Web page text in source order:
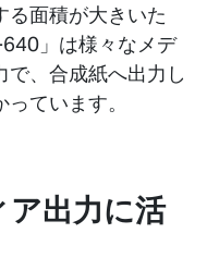
る面積が大きいた
」は様々なメデ
で、合成紙へ出力し
ています。
出力に活